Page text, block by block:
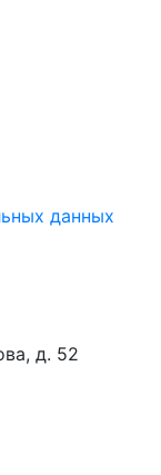
данных
д. 52